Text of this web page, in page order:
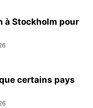
à Stockholm pour
certains pays